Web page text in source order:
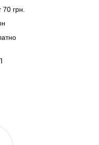
грн.